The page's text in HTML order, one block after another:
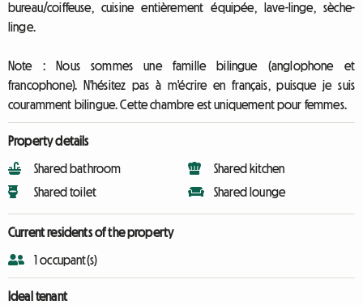
bureau/coiffeuse, cuisine entièrement équipée, lave-linge, sèche-
linge.
Note : Nous sommes une famille bilingue (anglophone et
francophone). N'hésitez pas à m'écrire en français, puisque je suis
couramment bilingue. Cette chambre est uniquement pour femmes.
Property details
Shared bathroom
Shared toilet
Shared kitchen
Shared lounge
Current residents of the property
1 occupant(s)
Ideal tenant